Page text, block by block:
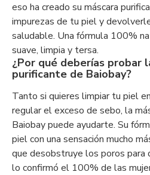
eso ha creado su máscara
impurezas de tu piel y
saludable. Una fórmula 100%
suave, limpia y tersa.
¿Por qué deberías probar
purificante de Baiobay?
Tanto si quieres limpiar tu piel
regular el exceso de sebo, la
Baiobay puede ayudarte. Su
piel con una sensación mucho
que desobstruye los poros para
lo confirmó el 100% de las